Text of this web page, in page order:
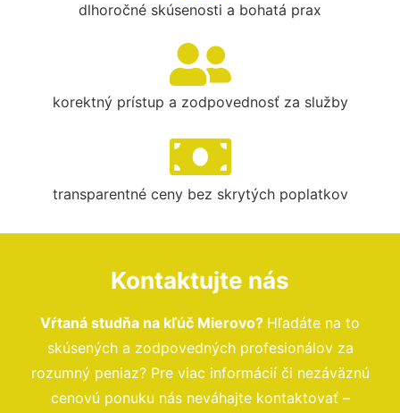
dlhoročné skúsenosti a bohatá prax
korektný prístup a zodpovednosť za služby
transparentné ceny bez skrytých poplatkov
Kontaktujte nás
Vŕtaná studňa na kľúč Mierovo? Hľadáte na to
skúsených a zodpovedných profesionálov za
rozumný peniaz? Pre viac informácií či nezáväznú
cenovú ponuku nás neváhajte kontaktovať –